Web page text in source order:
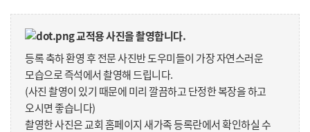
교적용 사진을 촬영합니다.
등록 축하 환영 후 전문 사진반 도우미들이 가장 자연스러운
모습으로 즉석에서 촬영해 드립니다.
(사진 촬영이 있기 때문에 미리 깔끔하고 단정한 복장을 하고
오시면 좋습니다)
촬영한 사진은 교회 홈페이지 새가족 등록란에서 확인하실 수